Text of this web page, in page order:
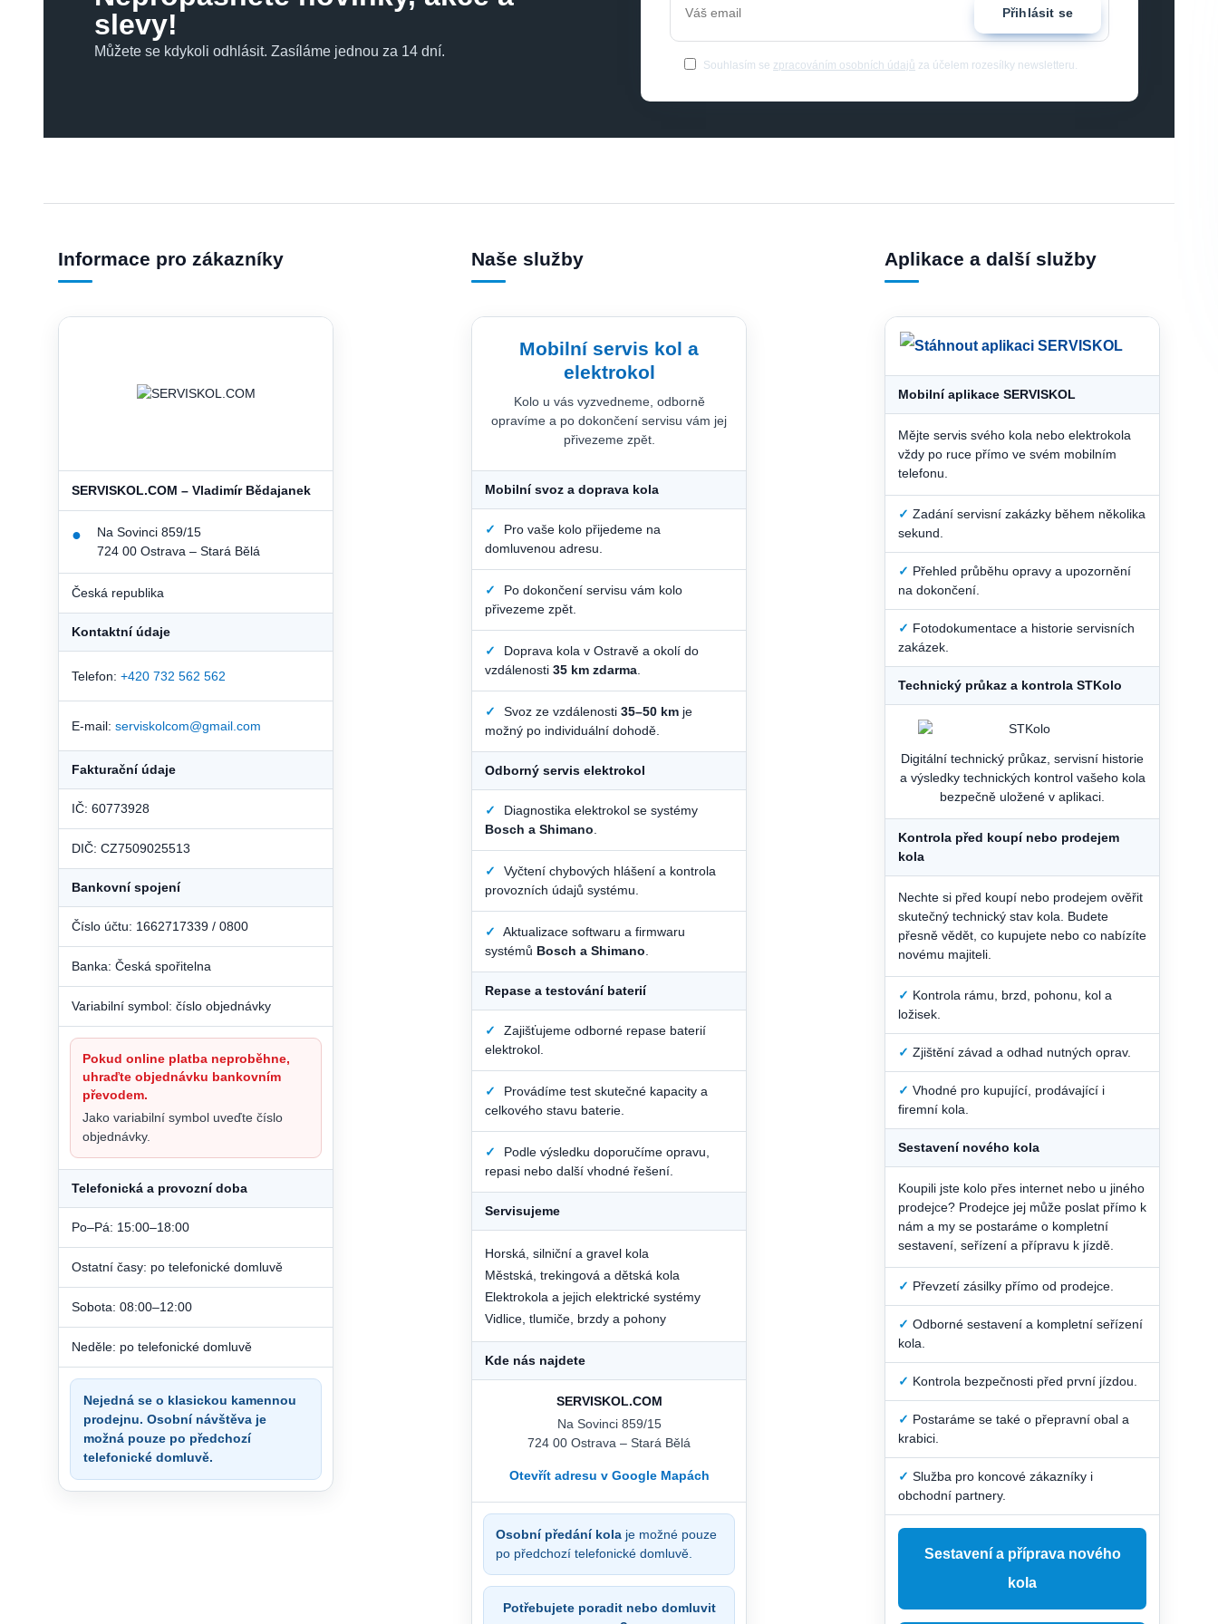
slevy!
Můžete se kdykoli odhlásit. Zasíláme jednou za 14 dní.
Přihlásit se
Souhlasím se zpracováním osobních údajů za účelem rozesílky newsletteru.
Informace pro zákazníky
SERVISKOL.COM – Vladimír Bědajanek
●
Na Sovinci 859/15
724 00 Ostrava – Stará Bělá
Česká republika
Kontaktní údaje
Telefon: +420 732 562 562
E-mail: serviskolcom@gmail.com
Fakturační údaje
IČ: 60773928
DIČ: CZ7509025513
Bankovní spojení
Číslo účtu: 1662717339 / 0800
Banka: Česká spořitelna
Variabilní symbol: číslo objednávky
Pokud online platba neproběhne,
uhraďte objednávku bankovním
převodem.
Jako variabilní symbol uveďte číslo
objednávky.
Telefonická a provozní doba
Po–Pá: 15:00–18:00
Ostatní časy: po telefonické domluvě
Sobota: 08:00–12:00
Neděle: po telefonické domluvě
Nejedná se o klasickou kamennou
prodejnu. Osobní návštěva je
možná pouze po předchozí
telefonické domluvě.
Naše služby
Mobilní servis kol a
elektrokol
Kolo u vás vyzvedneme, odborně
opravíme a po dokončení servisu vám jej
přivezeme zpět.
Mobilní svoz a doprava kola
✓
Pro vaše kolo přijedeme na
domluvenou adresu.
✓
Po dokončení servisu vám kolo
přivezeme zpět.
✓
Doprava kola v Ostravě a okolí do
vzdálenosti 35 km zdarma
✓ Svoz ze vzdálenosti 35–50 km je
možný po individuální dohodě.
Odborný servis elektrokol
✓
Diagnostika elektrokol se systémy
Bosch a Shimano
✓
Vyčtení chybových hlášení a kontrola
provozních údajů systému.
✓
Aktualizace softwaru a firmwaru
systémů Bosch a Shimano
Repase a testování baterií
✓
Zajišťujeme odborné repase baterií
elektrokol.
✓
Provádíme test skutečné kapacity a
celkového stavu baterie.
✓
Podle výsledku doporučíme opravu,
repasi nebo další vhodné řešení.
Servisujeme
Horská, silniční a gravel kola
Městská, trekingová a dětská kola
Elektrokola a jejich elektrické systémy
Vidlice, tlumiče, brzdy a pohony
Kde nás najdete
SERVISKOL.COM
Na Sovinci 859/15
724 00 Ostrava – Stará Bělá
Otevřít adresu v Google Mapách
Osobní předání kola je možné pouze
po předchozí telefonické domluvě.
Potřebujete poradit nebo domluvit
Aplikace a další služby
Mobilní aplikace SERVISKOL
Mějte servis svého kola nebo elektrokola
vždy po ruce přímo ve svém mobilním
telefonu.
✓ Zadání servisní zakázky během několika
sekund.
✓ Přehled průběhu opravy a upozornění
na dokončení.
✓ Fotodokumentace a historie servisních
zakázek.
Technický průkaz a kontrola STKolo
Digitální technický průkaz, servisní historie
a výsledky technických kontrol vašeho kola
bezpečně uložené v aplikaci.
Kontrola před koupí nebo prodejem
kola
Nechte si před koupí nebo prodejem ověřit
skutečný technický stav kola. Budete
přesně vědět, co kupujete nebo co nabízíte
novému majiteli.
✓ Kontrola rámu, brzd, pohonu, kol a
ložisek.
✓ Zjištění závad a odhad nutných oprav.
✓ Vhodné pro kupující, prodávající i
firemní kola.
Sestavení nového kola
Koupili jste kolo přes internet nebo u jiného
prodejce? Prodejce jej může poslat přímo k
nám a my se postaráme o kompletní
sestavení, seřízení a přípravu k jízdě.
✓ Převzetí zásilky přímo od prodejce.
✓ Odborné sestavení a kompletní seřízení
kola.
✓ Kontrola bezpečnosti před první jízdou.
✓ Postaráme se také o přepravní obal a
krabici.
✓ Služba pro koncové zákazníky i
obchodní partnery.
Sestavení a příprava nového
kola